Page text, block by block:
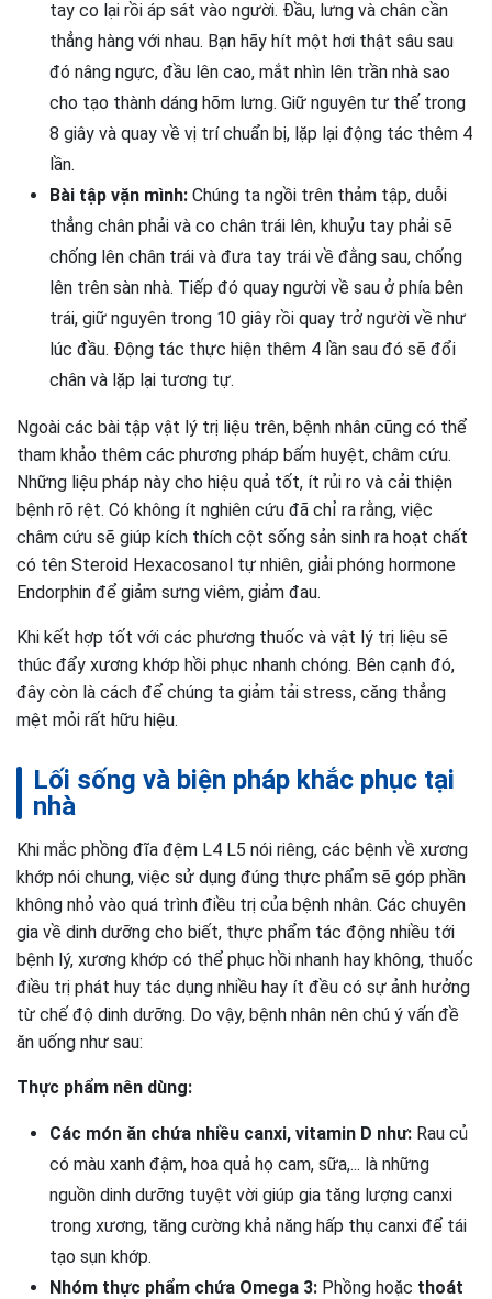
tay co lại rồi áp sát vào người. Đầu, lưng và chân cần
thẳng hàng với nhau. Bạn hãy hít một hơi thật sâu sau
đó nâng ngực, đầu lên cao, mắt nhìn lên trần nhà sao
cho tạo thành dáng hõm lưng. Giữ nguyên tư thế trong
8 giây và quay về vị trí chuẩn bị, lặp lại động tác thêm 4
lần.
Bài tập vặn mình: Chúng ta ngồi trên thảm tập, duỗi
thẳng chân phải và co chân trái lên, khuỷu tay phải sẽ
chống lên chân trái và đưa tay trái về đằng sau, chống
lên trên sàn nhà. Tiếp đó quay người về sau ở phía bên
trái, giữ nguyên trong 10 giây rồi quay trở người về như
lúc đầu. Động tác thực hiện thêm 4 lần sau đó sẽ đổi
chân và lặp lại tương tự.
Ngoài các bài tập vật lý trị liệu trên, bệnh nhân cũng có thể
tham khảo thêm các phương pháp bấm huyệt, châm cứu.
Những liệu pháp này cho hiệu quả tốt, ít rủi ro và cải thiện
bệnh rõ rệt. Có không ít nghiên cứu đã chỉ ra rằng, việc
châm cứu sẽ giúp kích thích cột sống sản sinh ra hoạt chất
có tên Steroid Hexacosanol tự nhiên, giải phóng hormone
Endorphin để giảm sưng viêm, giảm đau.
Khi kết hợp tốt với các phương thuốc và vật lý trị liệu sẽ
thúc đẩy xương khớp hồi phục nhanh chóng. Bên cạnh đó,
đây còn là cách để chúng ta giảm tải stress, căng thẳng
mệt mỏi rất hữu hiệu.
Lối sống và biện pháp khắc phục tại
nhà
Khi mắc phồng đĩa đệm L4 L5 nói riêng, các bệnh về xương
khớp nói chung, việc sử dụng đúng thực phẩm sẽ góp phần
không nhỏ vào quá trình điều trị của bệnh nhân. Các chuyên
gia về dinh dưỡng cho biết, thực phẩm tác động nhiều tới
bệnh lý, xương khớp có thể phục hồi nhanh hay không, thuốc
điều trị phát huy tác dụng nhiều hay ít đều có sự ảnh hưởng
từ chế độ dinh dưỡng. Do vậy, bệnh nhân nên chú ý vấn đề
ăn uống như sau:
Thực phẩm nên dùng:
Các món ăn chứa nhiều canxi, vitamin D như: Rau củ
có màu xanh đậm, hoa quả họ cam, sữa,... là những
nguồn dinh dưỡng tuyệt vời giúp gia tăng lượng canxi
trong xương, tăng cường khả năng hấp thụ canxi để tái
tạo sụn khớp.
Nhóm thực phẩm chứa Omega 3: Phồng hoặc thoát